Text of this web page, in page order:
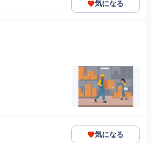
気になる
気になる